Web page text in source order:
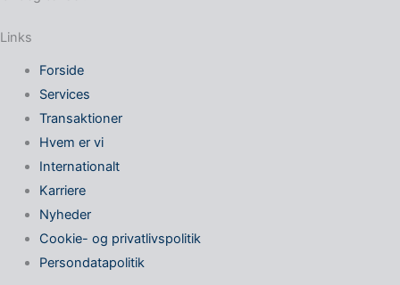
Links
Forside
Services
Transaktioner
Hvem er vi
Internationalt
Karriere
Nyheder
Cookie- og privatlivspolitik
Persondatapolitik